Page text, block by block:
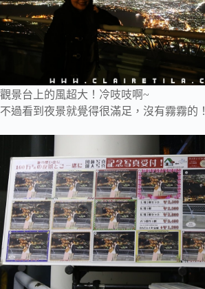
觀景台上的風超大！冷吱吱啊~
不過看到夜景就覺得很滿足，沒有霧霧的！